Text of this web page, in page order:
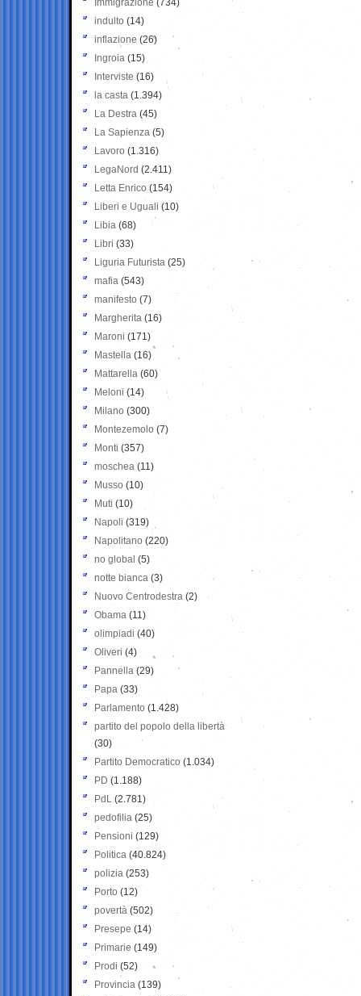
Immigrazione (734)
indulto (14)
inflazione (26)
Ingroia (15)
Interviste (16)
la casta (1.394)
La Destra (45)
La Sapienza (5)
Lavoro (1.316)
LegaNord (2.411)
Letta Enrico (154)
Liberi e Uguali (10)
Libia (68)
Libri (33)
Liguria Futurista (25)
mafia (543)
manifesto (7)
Margherita (16)
Maroni (171)
Mastella (16)
Mattarella (60)
Meloni (14)
Milano (300)
Montezemolo (7)
Monti (357)
moschea (11)
Musso (10)
Muti (10)
Napoli (319)
Napolitano (220)
no global (5)
notte bianca (3)
Nuovo Centrodestra (2)
Obama (11)
olimpiadi (40)
Oliveri (4)
Pannella (29)
Papa (33)
Parlamento (1.428)
partito del popolo della libertà
(30)
Partito Democratico (1.034)
PD (1.188)
PdL (2.781)
pedofilia (25)
Pensioni (129)
Politica (40.824)
polizia (253)
Porto (12)
povertà (502)
Presepe (14)
Primarie (149)
Prodi (52)
Provincia (139)